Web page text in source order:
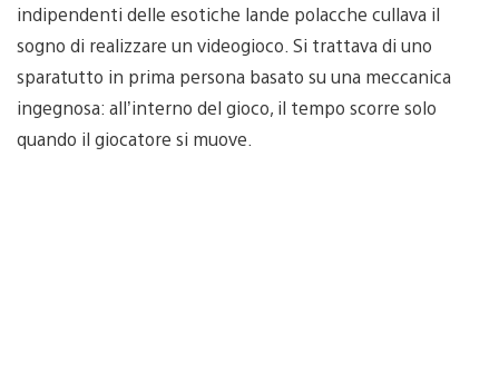
indipendenti delle esotiche lande polacche cullava il
sogno di realizzare un videogioco. Si trattava di uno
sparatutto in prima persona basato su una meccanica
ingegnosa: all’interno del gioco, il tempo scorre solo
quando il giocatore si muove.